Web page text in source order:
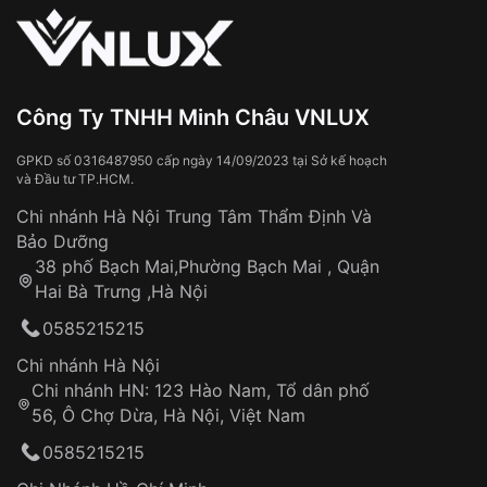
Từ khóa SEO:
Thời gian vận chuyển trung bình: 3 – 5 ngày
làm việc
Áp dụng cho tất cả tỉnh thành trên toàn quốc
Thời gian tính từ khi xác nhận đơn hàng thành
công
Hotline: 0585 215 215
Từ khóa SEO:
Sử dụng sai cách như:
Tiếp xúc với hóa chất, chất tẩy rửa
Đeo đồng hồ khi tắm nước nóng, xông
Đồng hồ bị hư hỏng do:
Tai nạn hoặc tác động từ bên ngoài
Hao mòn tự nhiên theo thời gian:
Dây đeo
Sản phẩm đã bị:
Tự ý sửa chữa
thống VNLUX
Đảm bảo quyền lợi khách hàng
Công Ty TNHH Minh Châu VNLUX
GPKD số 0316487950 cấp ngày 14/09/2023 tại Sở kế hoạch
và Đầu tư TP.HCM.
Chi nhánh Hà Nội Trung Tâm Thẩm Định Và
Bảo Dưỡng
38 phố Bạch Mai,Phường Bạch Mai , Quận
Hai Bà Trưng ,Hà Nội
0585215215
Chi nhánh Hà Nội
Chi nhánh HN: 123 Hào Nam, Tổ dân phố
56, Ô Chợ Dừa, Hà Nội, Việt Nam
0585215215